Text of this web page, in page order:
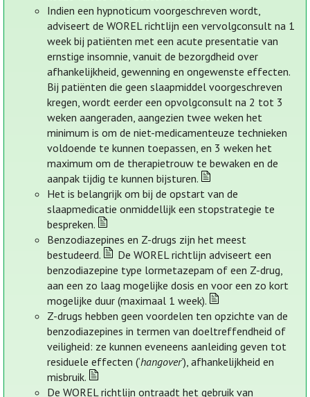
Indien een hypnoticum voorgeschreven wordt,
adviseert de WOREL richtlijn een vervolgconsult na 1
week bij patiënten met een acute presentatie van
ernstige insomnie, vanuit de bezorgdheid over
afhankelijkheid, gewenning en ongewenste effecten.
Bij patiënten die geen slaapmiddel voorgeschreven
kregen, wordt eerder een opvolgconsult na 2 tot 3
weken aangeraden, aangezien twee weken het
minimum is om de niet-medicamenteuze technieken
voldoende te kunnen toepassen, en 3 weken het
maximum om de therapietrouw te bewaken en de
aanpak tijdig te kunnen bijsturen.
Het is belangrijk om bij de opstart van de
slaapmedicatie onmiddellijk een stopstrategie te
bespreken.
Benzodiazepines en Z-drugs zijn het meest
bestudeerd.
De WOREL richtlijn adviseert een
benzodiazepine type lormetazepam of een Z-drug,
aan een zo laag mogelijke dosis en voor een zo kort
mogelijke duur (maximaal 1 week).
Z-drugs hebben geen voordelen ten opzichte van de
benzodiazepines in termen van doeltreffendheid of
veiligheid: ze kunnen eveneens aanleiding geven tot
residuele effecten (‘hangover’), afhankelijkheid en
misbruik.
De WOREL richtlijn ontraadt het gebruik van